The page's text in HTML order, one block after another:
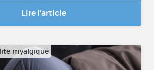
Lire l'article
myalgique